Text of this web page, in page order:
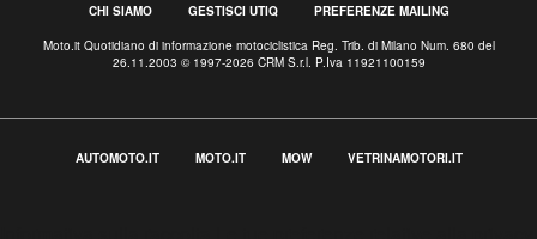
CHI SIAMO GESTISCI UTIQ PREFERENZE MAILING
Moto.it Quotidiano di informazione motociclistica Reg. Trib. di Milano Num. 680 del
26.11.2003 © 1997-2026 CRM S.r.l. P.Iva 11921100159
AUTOMOTO.IT MOTO.IT MOW VETRINAMOTORI.IT